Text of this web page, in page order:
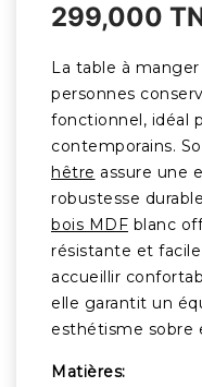
299,000
La table à
personnes
fonctionnel, idéal
contemporains.
hêtre assure une
robustesse
bois MDF blanc
résistante et
accueillir
elle garantit un
esthétisme sobre
Matières: